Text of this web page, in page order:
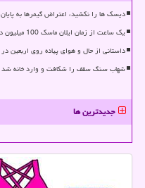
دیسک ها را نکشید، اعتراض گیمرها به
یک ساعت از زمان ایلان ماسک 100 میلیون دلار می ارزد؟
داستانی از حال و هوای پیاده روی اربعین در
شهاب سنگ سقف را شکافت و وارد خانه شد
جدیدترین ها